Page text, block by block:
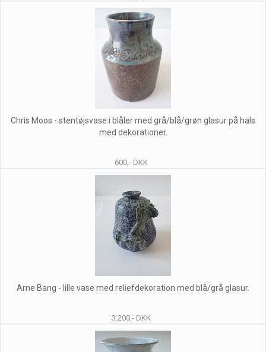
Chris Moos - stentøjsvase i blåler med grå/blå/grøn glasur på hals
med dekorationer.
600,- DKK
Arne Bang - lille vase med reliefdekoration med blå/grå glasur.
3.200,- DKK